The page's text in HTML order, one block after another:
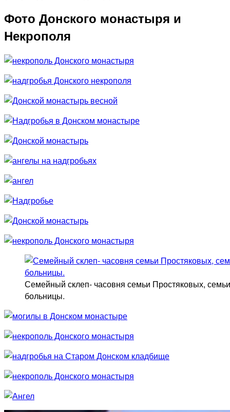
Фото Донского монастыря и
Некрополя
Семейный склеп- часовня семьи Простяковых,
больницы.